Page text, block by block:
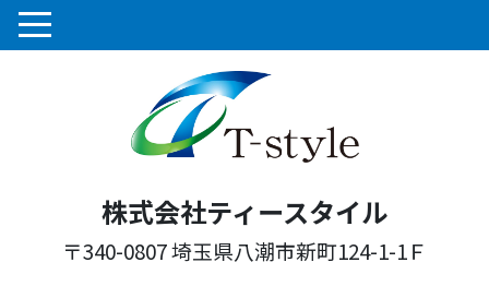
株式会社ティースタイル
〒340-0807 埼玉県八潮市新町124-1-1Ｆ